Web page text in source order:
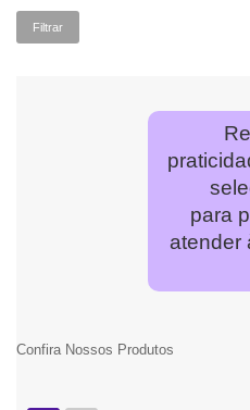
Filtrar
para
atender
Confira Nossos Produtos